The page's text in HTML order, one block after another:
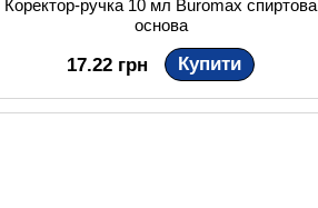
Коректор-ручка 10 мл Buromax спиртова
основа
17.22 грн Купити